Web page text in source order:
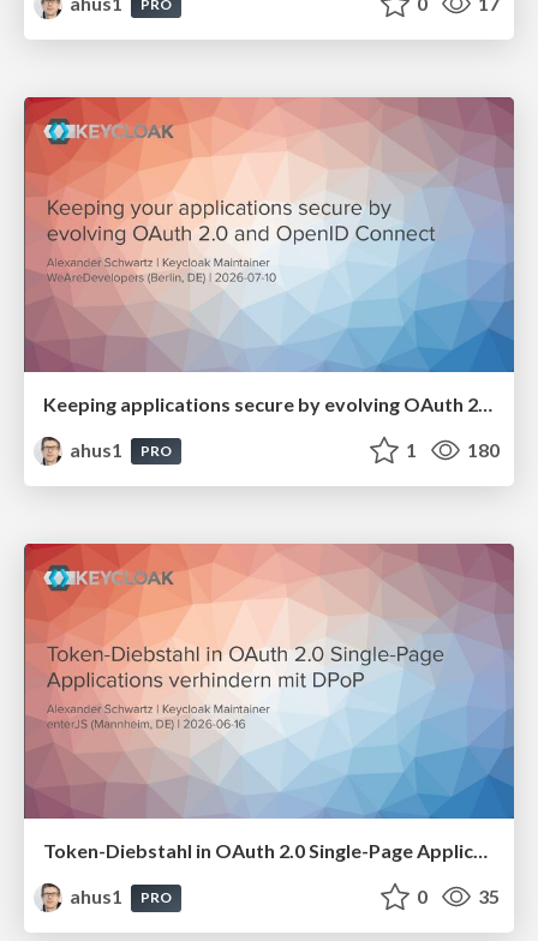
PRO
Keeping applications secure by evolving OAuth 2.0 and OpenID Connect
ahus1
PRO 1 180
Token-Diebstahl in OAuth 2.0 Single-Page Applications verhindern mit DPoP
ahus1
PRO 0 35